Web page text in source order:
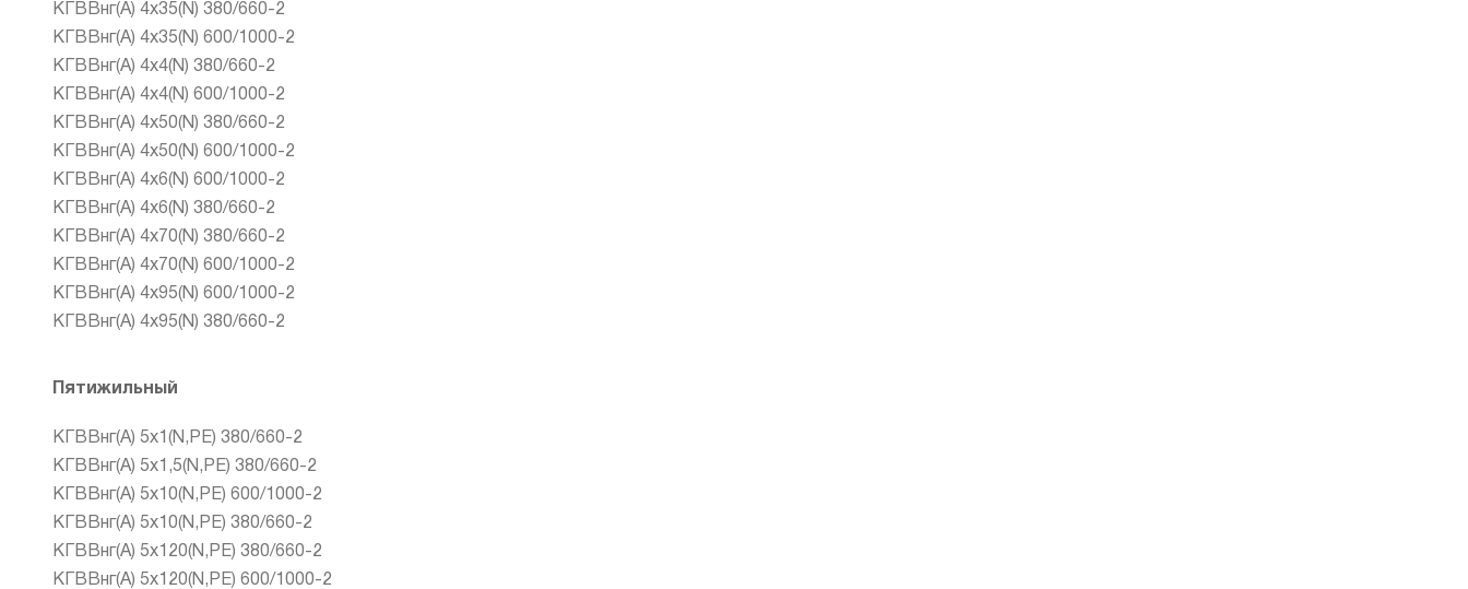
КГВВнг(А) 4x35(N) 380/660-2
КГВВнг(А) 4x35(N) 600/1000-2
КГВВнг(А) 4x4(N) 380/660-2
КГВВнг(А) 4x4(N) 600/1000-2
КГВВнг(А) 4x50(N) 380/660-2
КГВВнг(А) 4x50(N) 600/1000-2
КГВВнг(А) 4x6(N) 600/1000-2
КГВВнг(А) 4x6(N) 380/660-2
КГВВнг(А) 4x70(N) 380/660-2
КГВВнг(А) 4x70(N) 600/1000-2
КГВВнг(А) 4x95(N) 600/1000-2
КГВВнг(А) 4х95(N) 380/660-2
Пятижильный
КГВВнг(А) 5x1(N,PE) 380/660-2
КГВВнг(А) 5x1,5(N,PE) 380/660-2
КГВВнг(А) 5x10(N,PE) 600/1000-2
КГВВнг(А) 5x10(N,PE) 380/660-2
КГВВнг(А) 5x120(N,PE) 380/660-2
КГВВнг(А) 5x120(N,PE) 600/1000-2